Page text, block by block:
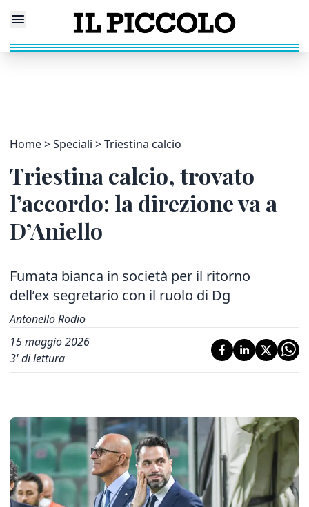
Home Speciali Triestina calcio
Triestina calcio, trovato
l’accordo: la direzione va a
D’Aniello
Fumata bianca in società per il ritorno
dell’ex segretario con il ruolo di Dg
Antonello Rodio
15 maggio 2026
3' di lettura